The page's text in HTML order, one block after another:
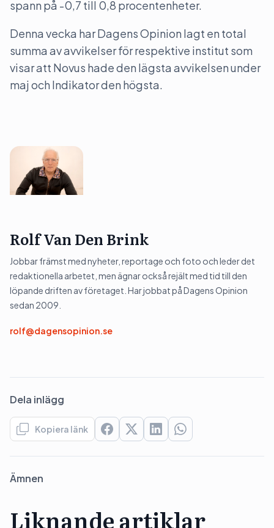
spann på -0,7 till 0,8 procentenheter.
Denna vecka har Dagens Opinion lagt en total
summa av avvikelser för respektive institut som
visar att Novus hade den lägsta avvikelsen under
maj och Indikator den högsta.
Rolf Van Den Brink
Jobbar främst med nyheter, reportage och foto och leder det
redaktionella arbetet, men ägnar också rejält med tid till den
löpande driften av företaget. Har jobbat på Dagens Opinion
sedan 2009.
rolf@dagensopinion.se
Dela inlägg
Kopiera länk
Ämnen
Liknande artiklar